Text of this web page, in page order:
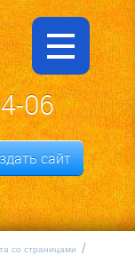
06
сайт
со страницами